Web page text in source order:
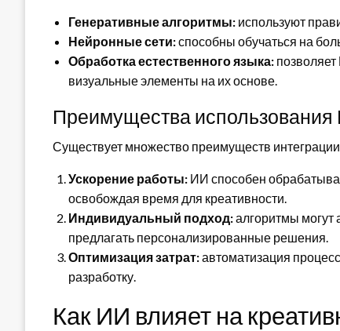
Генеративные алгоритмы: используют
Нейронные сети:способны обучаться на
Обработка естественного языка:
визуальные элементы на их основе.
Преимущества использования
Существует множество преимуществ
Ускорение работы: ИИ способен
освобождая время для креативности.
Индивидуальный подход:алгоритмы могут
предлагать персонализированные решения.
Оптимизация затрат:автоматизация
разработку.
Как ИИ влияет на